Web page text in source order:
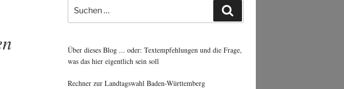
nach:
Über dieses Blog ... oder: Textempfehlungen und die Frage,
was das hier eigentlich sein soll
Rechner zur Landtagswahl Baden-Württemberg